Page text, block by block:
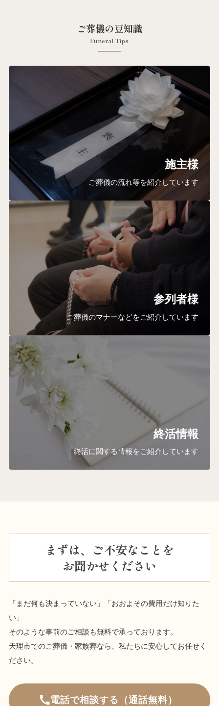
ご葬儀の豆知識
Funeral Tips
施主様
ご葬儀の流れ等を紹介しています
参列者様
ご葬儀のマナーなどをご紹介しています
終活情報
終活に関する情報をご紹介しています
まずは、ご不安なことを
お聞かせください
「まだ何も決まっていない」「おおよその費用だけ知りた
い」
そのような事前のご相談も無料で承っております。
天理市でのご葬儀・家族葬なら、私たちに安心してお任せく
ださい。
電話で相談する（通話無料）